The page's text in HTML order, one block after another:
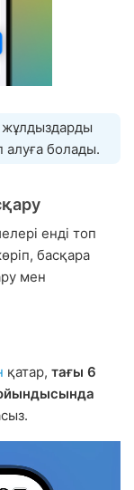
алуға болады.
енді топ
басқара
мен
қатар, тағы 6